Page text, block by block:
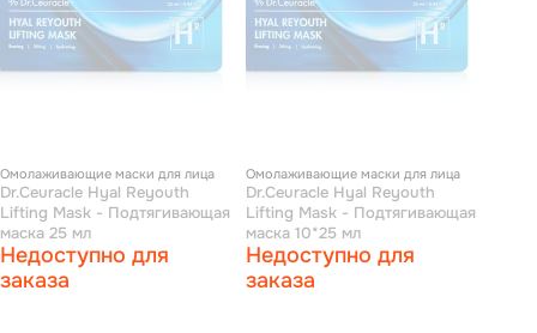
Омолаживающие маски для лица
Dr.Ceuracle Hyal Reyouth
Lifting Mask - Подтягивающая
маска 25 мл
Недоступно для
заказа
Омолаживающие маски для лица
Dr.Ceuracle Hyal Reyouth
Lifting Mask - Подтягивающая
маска 10*25 мл
Недоступно для
заказа